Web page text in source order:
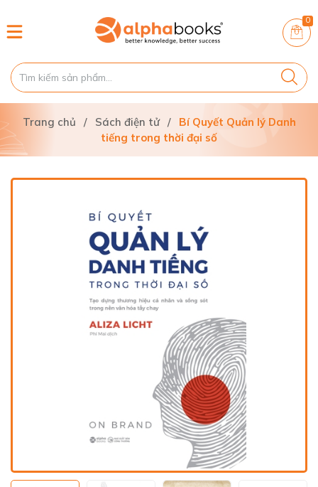
0
Trang chủ / Sách điện tử /
Bí Quyết Quản lý Danh
tiếng trong thời đại số